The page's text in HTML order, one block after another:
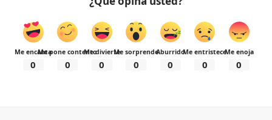
Me encanta
0
Me pone contento
0
Me divierte
0
Me sorprende
0
Aburrido
0
Me entristece
0
Me enoja
0